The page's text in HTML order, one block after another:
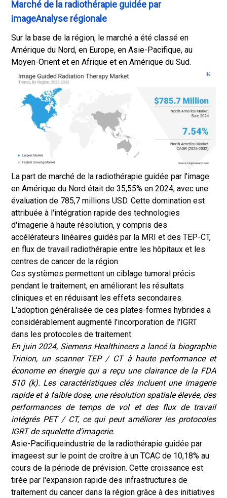
Marché de la radiothérapie guidée par
imageAnalyse régionale
Sur la base de la région, le marché a été classé en
Amérique du Nord, en Europe, en Asie-Pacifique, au
Moyen-Orient et en Afrique et en Amérique du Sud.
La part de marché de la radiothérapie guidée par l'image
en Amérique du Nord était de 35,55% en 2024, avec une
évaluation de 785,7 millions USD. Cette domination est
attribuée à l'intégration rapide des technologies
d'imagerie à haute résolution, y compris des
accélérateurs linéaires guidés par la MRI et des TEP-CT,
en flux de travail radiothérapie entre les hôpitaux et les
centres de cancer de la région.
Ces systèmes permettent un ciblage tumoral précis
pendant le traitement, en améliorant les résultats
cliniques et en réduisant les effets secondaires.
L'adoption généralisée de ces plates-formes hybrides a
considérablement augmenté l'incorporation de l'IGRT
dans les protocoles de traitement.
En juin 2024, Siemens Healthineers a lancé la biographie
Trinion, un scanner TEP / CT à haute performance et
économe en énergie qui a reçu une clairance de la FDA
510 (k). Les caractéristiques clés incluent une imagerie
rapide et à faible dose, une résolution spatiale élevée, des
performances de temps de vol et des flux de travail
intégrés PET / CT, ce qui peut améliorer les protocoles
IGRT de squelette d'imagerie.
Asie-Pacifiqueindustrie de la radiothérapie guidée par
imageest sur le point de croître à un TCAC de 10,18% au
cours de la période de prévision. Cette croissance est
tirée par l'expansion rapide des infrastructures de
traitement du cancer dans la région grâce à des initiatives